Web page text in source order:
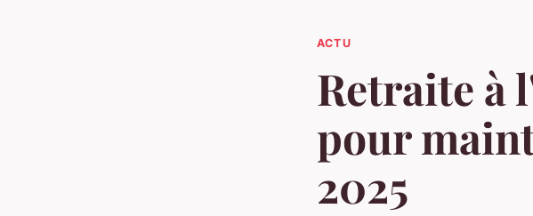
ACTU
Retraite à
pour
2025